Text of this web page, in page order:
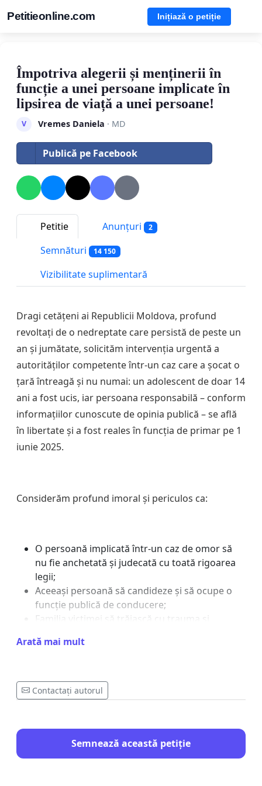
Petitieonline.com Inițiază o petiție
Împotriva alegerii și menținerii în
funcție a unei persoane implicate în
lipsirea de viață a unei persoane!
V Vremes Daniela · MD
Publică pe Facebook
Petitie Anunțuri 2
Semnături 14 150
Vizibilitate suplimentară
Dragi cetățeni ai Republicii Moldova, profund
revoltați de o nedreptate care persistă de peste un
an și jumătate, solicităm intervenția urgentă a
autorităților competente într-un caz care a șocat o
țară întreagă și nu numai: un adolescent de doar 14
ani a fost ucis, iar persoana responsabilă – conform
informațiilor cunoscute de opinia publică – se află
în libertate și a fost reales în funcția de primar pe 1
iunie 2025.
Considerăm profund imoral și periculos ca:
O persoană implicată într-un caz de omor să
nu fie anchetată și judecată cu toată rigoarea
legii;
Aceeași persoană să candideze și să ocupe o
funcție publică de conducere;
Familia victimei să trăiască cu trauma și
peste 18 luni.
În acest sens, cerem:
Cerem demiterea imediată din funcție a
primarului ales, până la clarificarea legală
Arată mai mult
Contactați autorul
Semnează această petiție